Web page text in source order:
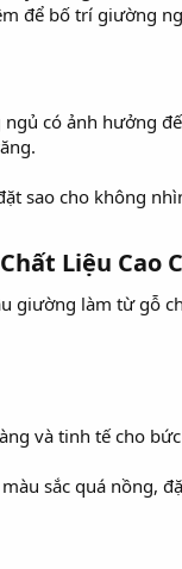
để bố trí giường
có ảnh hưởng
sao cho không
Liệu Cao
giường làm từ gỗ
và tinh tế cho
sắc quá nồng,